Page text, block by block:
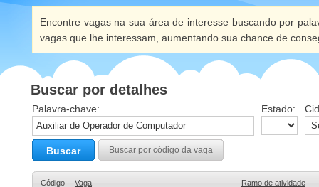
Encontre vagas na sua área de interesse buscando por
vagas que lhe interessam, aumentando sua chance de
Buscar por detalhes
Palavra-chave: Estado:
Buscar Buscar por código da vaga
Código Vaga Ramo de atividade